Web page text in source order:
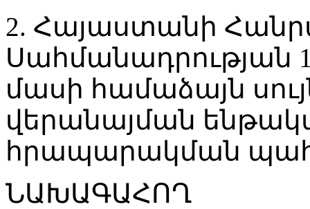
2. Հայաստանի
Սահմանադրության
մասի համաձայն
վերանայման ենթակա
հրապարակման
ՆԱԽԱԳԱՀՈՂ